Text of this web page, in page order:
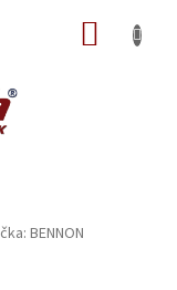
BENNON